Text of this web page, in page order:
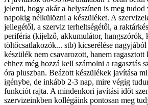
jelenti, hogy akár a helyszínen is meg tudod
napokig nélkülözni a készüléket. A
jellegétől, a szerviz terheltségétől, a
periféria (kijelző, akkumulátor, hangszórók,
töltőcsatlakozók... stb) kicserélése
készülék nem csavarozott, hanem
ehhez még hozzá kell számolni a ragasztás
óra pluszban. Beázott készülékek javítása
igénybe, de inkább 2-3 nap, mire végig
funkciót rajta. A mindenkori javítási időt
szervizeinkben kollégáink pontosan meg